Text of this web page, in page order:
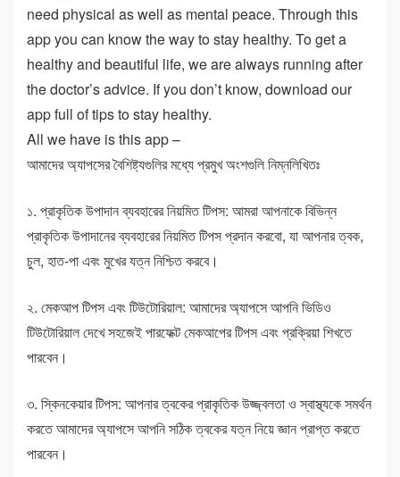
need physical as well as mental peace. Through this
app you can know the way to stay healthy. To get a
healthy and beautiful life, we are always running after
the doctor’s advice. If you don’t know, download our
app full of tips to stay healthy.
All we have is this app –
আমাদের অ্যাপসের বৈশিষ্ট্যগুলির মধ্যে প্রমুখ অংশগুলি নিম্নলিখিতঃ
১. প্রাকৃতিক উপাদান ব্যবহারের নিয়মিত টিপস: আমরা আপনাকে বিভিন্ন
প্রাকৃতিক উপাদানের ব্যবহারের নিয়মিত টিপস প্রদান করবো, যা আপনার ত্বক,
চুল, হাত-পা এবং মুখের যত্ন নিশ্চিত করবে।
২. মেকআপ টিপস এবং টিউটোরিয়াল: আমাদের অ্যাপসে আপনি ভিডিও
টিউটোরিয়াল দেখে সহজেই পারফেক্ট মেকআপের টিপস এবং প্রক্রিয়া শিখতে
পারবেন।
৩. স্কিনকেয়ার টিপস: আপনার ত্বকের প্রাকৃতিক উজ্জ্বলতা ও স্বাস্থ্যকে সমর্থন
করতে আমাদের অ্যাপসে আপনি সঠিক ত্বকের যত্ন নিয়ে জ্ঞান প্রাপ্ত করতে
পারবেন।